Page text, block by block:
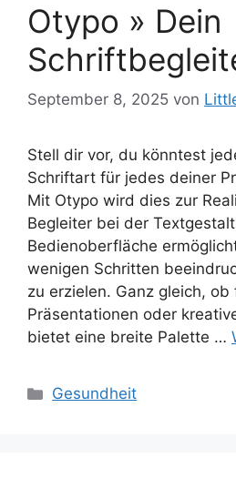
Otypo » Dein
September 8, 2025 von
Stell dir vor, du könntest
Schriftart für jedes deiner
Mit Otypo wird dies zur
Begleiter bei der
Bedienoberfläche
wenigen Schritten
zu erzielen. Ganz gleich,
Präsentationen oder
bietet eine breite Palette …
Kategorien
Gesundheit